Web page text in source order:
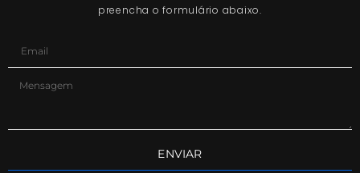
preencha o formulário abaixo.
ENVIAR